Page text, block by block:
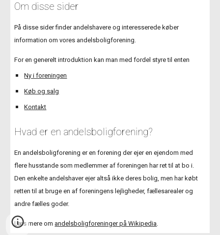
Om disse sider
På disse sider finder andelshavere og interesserede køber
information om vores andelsboligforening.
For en generelt introduktion kan man med fordel styre til enten
Ny i foreningen
Køb og salg
Kontakt
Hvad er en andelsboligforening?
En andelsboligforening er en forening der ejer en ejendom med
flere husstande som medlemmer af foreningen har ret til at bo i.
Den enkelte andelshaver ejer altså ikke deres bolig, men har købt
retten til at bruge en af foreningens lejligheder, fællesarealer og
andre fælles goder.
Læs mere om andelsboligforeninger på Wikipedia.